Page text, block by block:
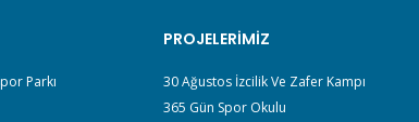
Parkı
PROJELERIMIZ
30 Ağustos İzcilik Ve Zafer Kampı
365 Gün Spor Okulu